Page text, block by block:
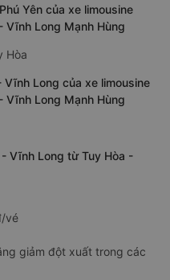
Yên của xe limousine
Vĩnh Long Mạnh Hùng
Hòa
Long của xe limousine
Vĩnh Long Mạnh Hùng
Vĩnh Long từ Tuy Hòa -
vé
giảm đột xuất trong các